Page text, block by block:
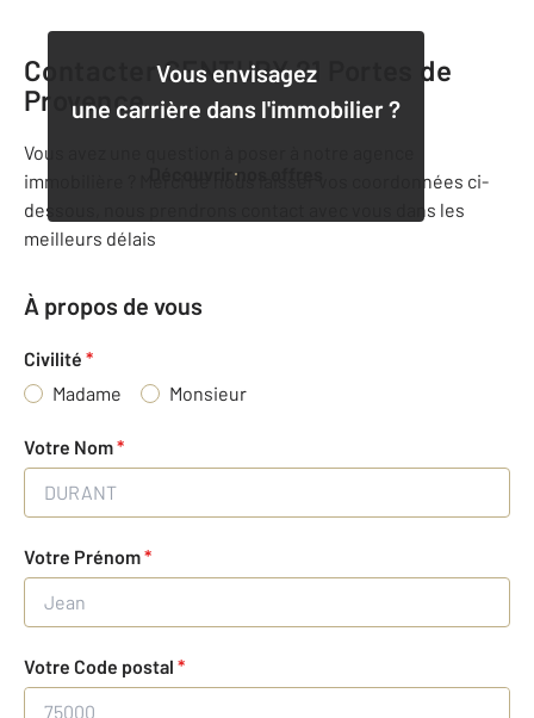
Vous envisagez
une carrière dans l'immobilier ?
Découvrir nos offres
Contacter CENTURY 21 Portes de
Provence
Vous avez une question à poser à notre agence
immobilière ? Merci de nous laisser vos coordonnées ci-
dessous, nous prendrons contact avec vous dans les
meilleurs délais
À propos de vous
Civilité *
Madame
Monsieur
Votre Nom*
Votre Prénom*
Votre Code postal *